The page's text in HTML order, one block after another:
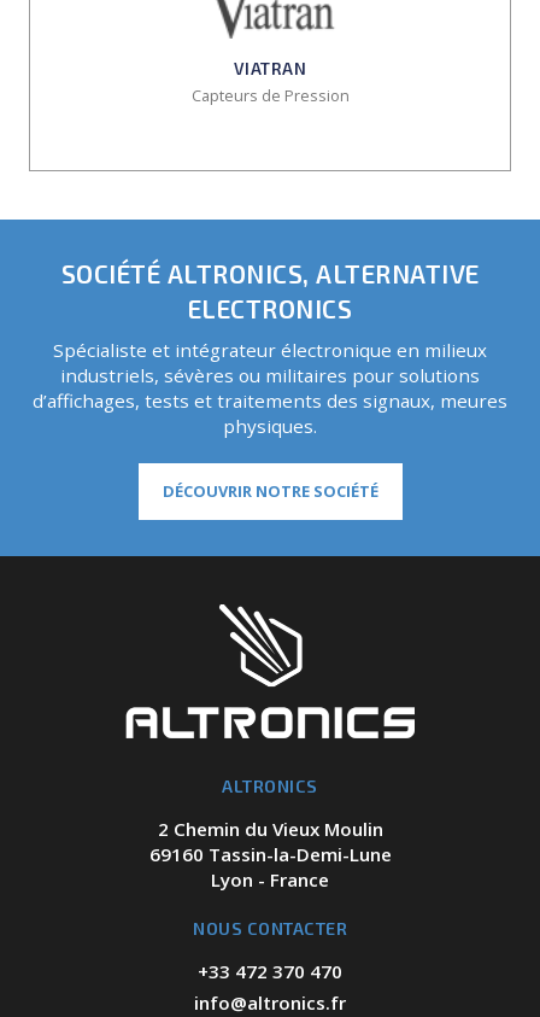
VIATRAN
Capteurs de Pression
SOCIÉTÉ ALTRONICS, ALTERNATIVE
ELECTRONICS
Spécialiste et intégrateur électronique en milieux
industriels, sévères ou militaires pour solutions
d’affichages, tests et traitements des signaux, meures
physiques.
DÉCOUVRIR NOTRE SOCIÉTÉ
ALTRONICS
2 Chemin du Vieux Moulin
69160 Tassin-la-Demi-Lune
Lyon - France
NOUS CONTACTER
+33 472 370 470
info@altronics.fr